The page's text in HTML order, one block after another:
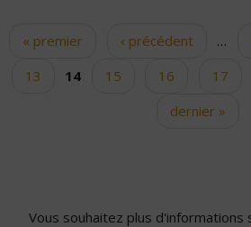
Pages
« premier ‹ précédent …
13
14 15 16 17
dernier »
Vous souhaitez plus d'informations